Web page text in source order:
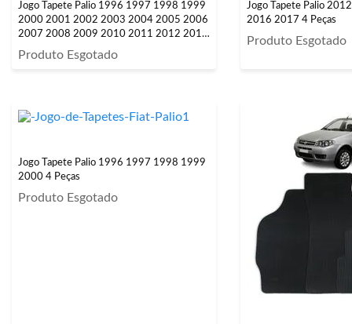
Jogo Tapete Palio 1996 1997 1998 1999
2000 2001 2002 2003 2004 2005 2006
2007 2008 2009 2010 2011 2012 2013
2014 2015 2016 2017
Produto Esgotado
Jogo Tapete Palio
2016 2017 4 Peças
Produto Esgotado
Jogo Tapete Palio 1996 1997 1998 1999
2000 4 Peças
Produto Esgotado